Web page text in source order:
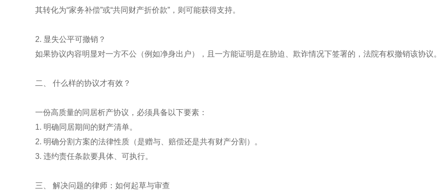
其转化为“家务补偿”或“共同财产折价款”，则可能获得支持。
2. 显失公平可撤销？
如果协议内容明显对一方不公（例如净身出户），且一方能证明是在胁迫、欺诈情况下签署的，法院有权撤销该协议。
二、 什么样的协议才有效？
一份高质量的同居析产协议，必须具备以下要素：
1. 明确同居期间的财产清单。
2. 明确分割方案的法律性质（是赠与、赔偿还是共有财产分割）。
3. 违约责任条款要具体、可执行。
三、 解决问题的律师：如何起草与审查